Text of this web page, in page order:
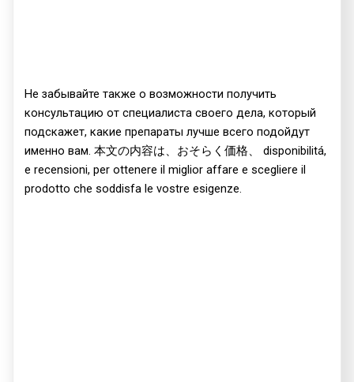
Не забывайте также о возможности получить
консультацию от специалиста своего дела, который
подскажет, какие препараты лучше всего подойдут
именно вам. 本文の内容は、おそらく価格、 disponibilitá,
e recensioni, per ottenere il miglior affare e scegliere il
prodotto che soddisfa le vostre esigenze.